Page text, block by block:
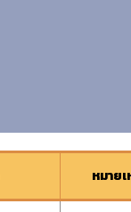
หมาย